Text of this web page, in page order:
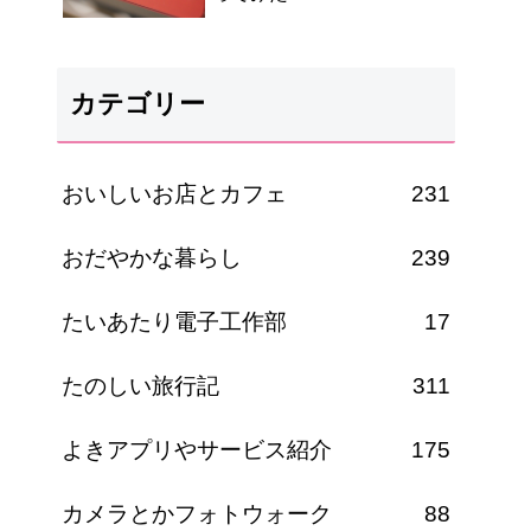
カテゴリー
おいしいお店とカフェ 231
おだやかな暮らし 239
たいあたり電子工作部 17
たのしい旅行記 311
よきアプリやサービス紹介 175
カメラとかフォトウォーク 88